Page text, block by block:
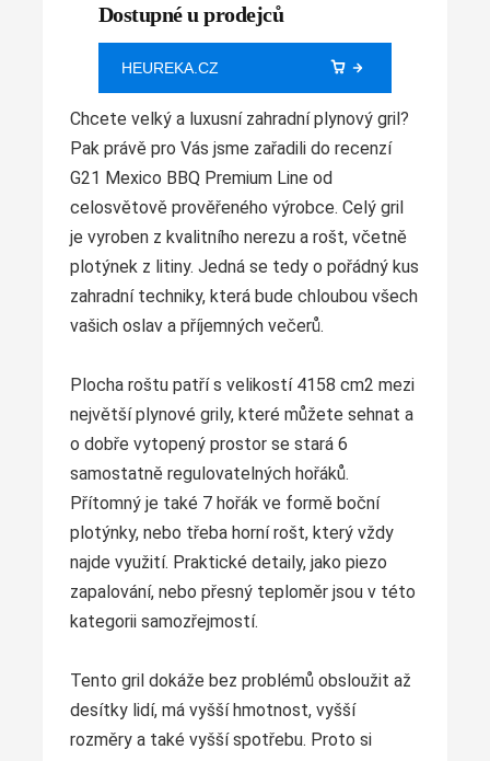
Dostupné u prodejců
HEUREKA.CZ
Chcete velký a luxusní zahradní plynový gril?
Pak právě pro Vás jsme zařadili do recenzí
G21 Mexico BBQ Premium Line od
celosvětově prověřeného výrobce. Celý gril
je vyroben z kvalitního nerezu a rošt, včetně
plotýnek z litiny. Jedná se tedy o pořádný kus
zahradní techniky, která bude chloubou všech
vašich oslav a příjemných večerů.
Plocha roštu patří s velikostí 4158 cm2 mezi
největší plynové grily, které můžete sehnat a
o dobře vytopený prostor se stará 6
samostatně regulovatelných hořáků.
Přítomný je také 7 hořák ve formě boční
plotýnky, nebo třeba horní rošt, který vždy
najde využití. Praktické detaily, jako piezo
zapalování, nebo přesný teploměr jsou v této
kategorii samozřejmostí.
Tento gril dokáže bez problémů obsloužit až
desítky lidí, má vyšší hmotnost, vyšší
rozměry a také vyšší spotřebu. Proto si